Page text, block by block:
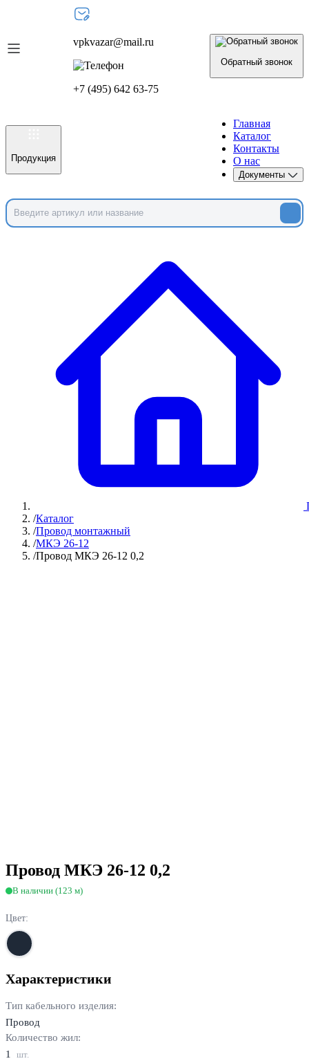
vpkvazar@mail.ru
+7 (495) 642 63-75
Обратный звонок
Продукция
Главная
Каталог
Контакты
О нас
Документы
/Каталог
/Провод монтажный
/МКЭ 26-12
/Провод МКЭ 26-12 0,2
Провод МКЭ 26-12 0,2
В наличии (123 м)
Цвет:
Характеристики
Тип кабельного изделия:
Провод
Количество жил:
1
шт.